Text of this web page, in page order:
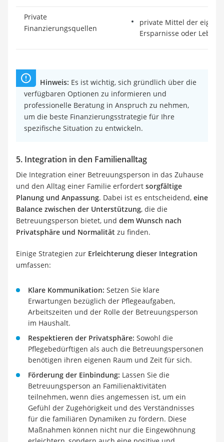
Private
Finanzierungsquellen
private Mittel der
Ersparnisse oder
Hinweis: Es ist wichtig, sich gründlich über die
verfügbaren Optionen zu informieren und
professionelle Beratung in Anspruch zu nehmen,
um die beste Finanzierungsstrategie für Ihre
spezifische Situation zu entwickeln.
5. Integration in den Familienalltag
Die Integration einer Betreuungsperson in das Zuhause
und den Alltag einer Familie erfordert sorgfältige
Planung und Anpassung. Dabei ist es entscheidend, eine
Balance zwischen der Unterstützung, die die
Betreuungsperson bietet, und dem Wunsch nach
Privatsphäre und Normalität zu finden.
Einige Strategien zur Erleichterung dieser Integration
umfassen:
Klare Kommunikation: Setzen Sie klare
Erwartungen bezüglich der Pflegeaufgaben,
Arbeitszeiten und der Rolle der Betreuungsperson
im Haushalt.
Respektieren der Privatsphäre: Sowohl die
Pflegebedürftigen als auch die Betreuungspersonen
benötigen ihren eigenen Raum und Zeit für sich.
Förderung der Einbindung: Lassen Sie die
Betreuungsperson an Familienaktivitäten
teilnehmen, wenn dies angemessen ist, um ein
Gefühl der Zugehörigkeit und des Verständnisses
für die familiären Dynamiken zu fördern. Diese
Maßnahmen können nicht nur die Eingewöhnung